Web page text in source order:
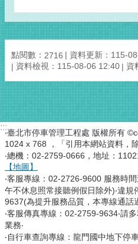
點閱數： 2716
資料更新：115-
資料檢視：115-08-06 12:40
資
:::
‧臺北市停車管理工程處 版權所有
1024 x 768 ，「引用本網站資料，
‧總機：02-2759-0666，地址：
【地圖】
‧客服專線：02-2726-9600 服務時
午不休息照常接聽例假日除外)‧違
9637(為提升服務品質，本專線通話
‧客服傳真專線：02-2759-9634‧請
業務‧
‧自行車查詢專線：龍門國中地下停